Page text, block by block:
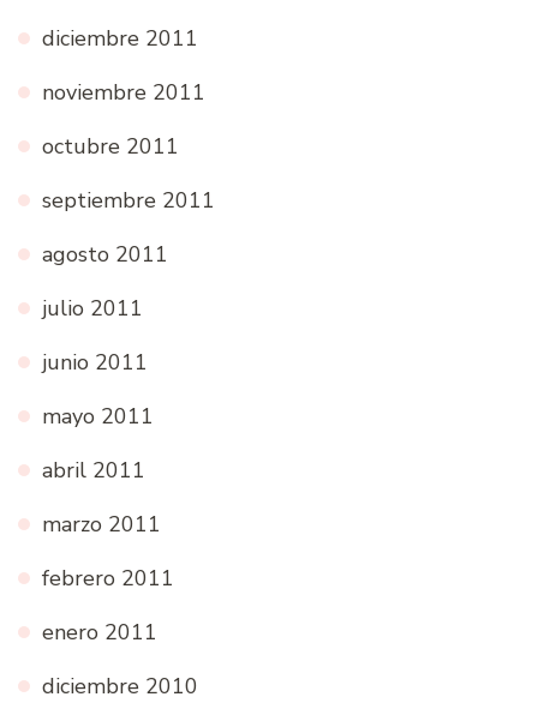
diciembre 2011
noviembre 2011
octubre 2011
septiembre 2011
agosto 2011
julio 2011
junio 2011
mayo 2011
abril 2011
marzo 2011
febrero 2011
enero 2011
diciembre 2010